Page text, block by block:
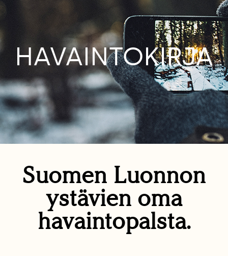
HAVAINTOKIRJA
Suomen Luonnon
ystävien oma
havaintopalsta.